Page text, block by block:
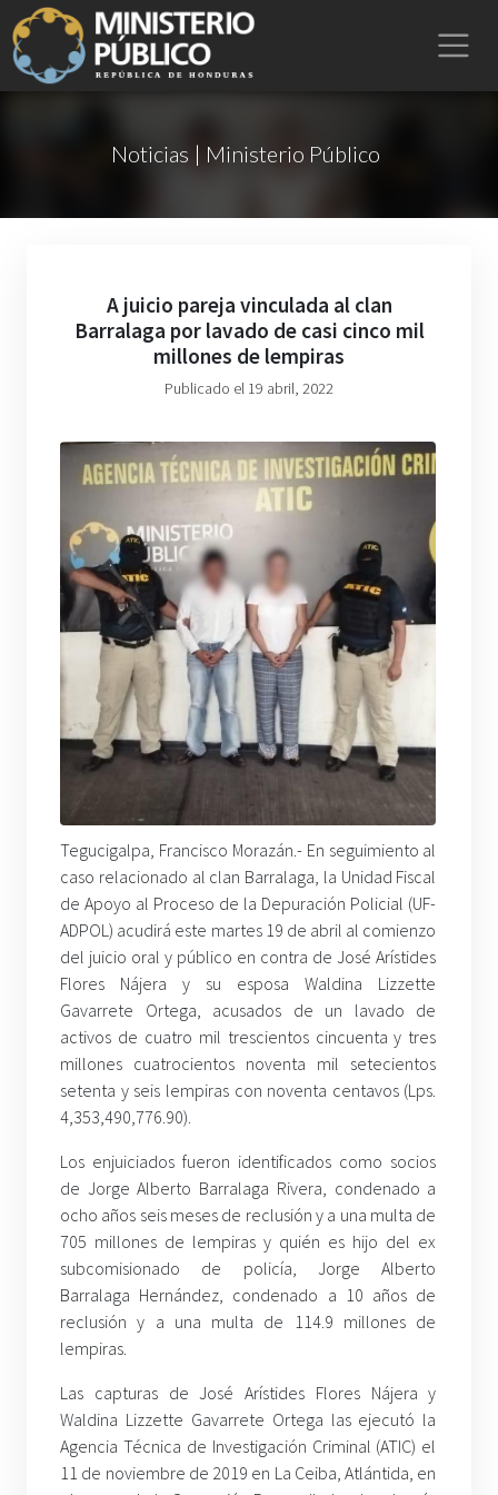
Noticias | Ministerio Público
A juicio pareja vinculada al clan
Barralaga por lavado de casi cinco mil
millones de lempiras
Publicado el 19 abril, 2022
Tegucigalpa, Francisco Morazán.- En seguimiento al
caso relacionado al clan Barralaga, la Unidad Fiscal
de Apoyo al Proceso de la Depuración Policial (UF-
ADPOL) acudirá este martes 19 de abril al comienzo
del juicio oral y público en contra de José Arístides
Flores Nájera y su esposa Waldina Lizzette
Gavarrete Ortega, acusados de un lavado de
activos de cuatro mil trescientos cincuenta y tres
millones cuatrocientos noventa mil setecientos
setenta y seis lempiras con noventa centavos (Lps.
4,353,490,776.90).
Los enjuiciados fueron identificados como socios
de Jorge Alberto Barralaga Rivera, condenado a
ocho años seis meses de reclusión y a una multa de
705 millones de lempiras y quién es hijo del ex
subcomisionado de policía, Jorge Alberto
Barralaga Hernández, condenado a 10 años de
reclusión y a una multa de 114.9 millones de
lempiras.
Las capturas de José Arístides Flores Nájera y
Waldina Lizzette Gavarrete Ortega las ejecutó la
Agencia Técnica de Investigación Criminal (ATIC) el
11 de noviembre de 2019 en La Ceiba, Atlántida, en